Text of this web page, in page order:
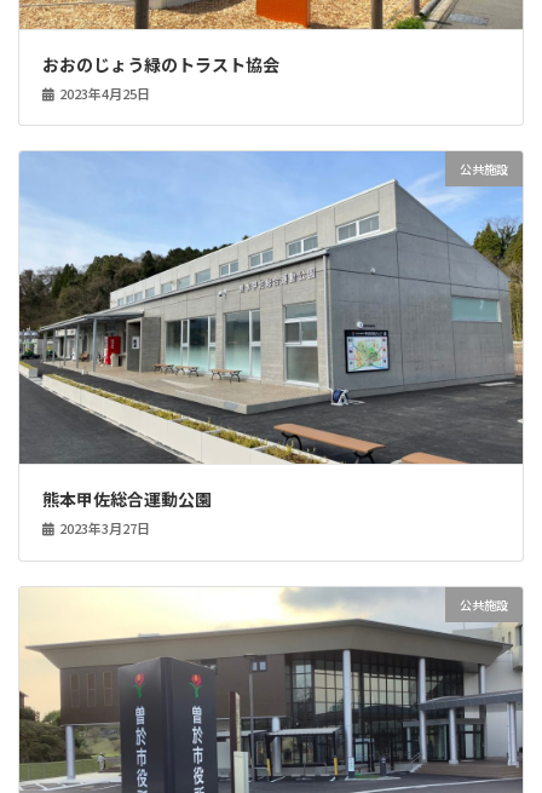
おおのじょう緑のトラスト協会
2023年4月25日
公共施設
熊本甲佐総合運動公園
2023年3月27日
公共施設